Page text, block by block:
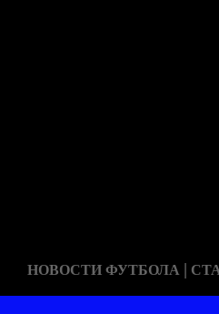
НОВОСТИ ФУТБОЛА |